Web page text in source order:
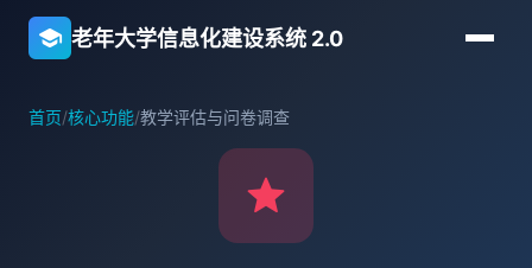
school 老年大学信息化建设系统 2.0
首页/核心功能/教学评估与问卷调查
grade